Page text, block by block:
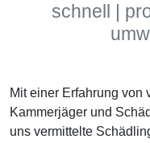
schnell |
Mit einer Erfahrung von
Kammerjäger und
uns vermittelte